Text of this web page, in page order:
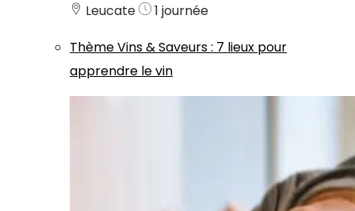
Leucate
1 journée
ThèmeVins & Saveurs: 7 lieux pour
apprendre le vin